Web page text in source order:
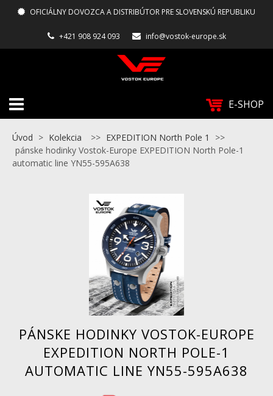
OFICIÁLNY DOVOZCA A DISTRIBÚTOR PRE SLOVENSKÚ REPUBLIKU
+421 908 924 093 info@vostok-europe.sk
E-SHOP
Úvod > Kolekcia >> EXPEDITION North Pole 1
>>
pánske hodinky Vostok-Europe EXPEDITION North Pole-1
automatic line YN55-595A638
PÁNSKE HODINKY VOSTOK-EUROPE
EXPEDITION NORTH POLE-1
AUTOMATIC LINE YN55-595A638